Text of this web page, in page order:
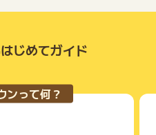
ントについて、広告主に直接
を利用されたことがある場合
こなっていただくことを推奨
話など2つ以上の申し込み方
フォームからお申し込みく
ントや獲得条件、キャンペー
広告主ではなく、代理店が行
に関する詳細を把握しており
ントに関するお問い合わせを
いいたします。
はじめてガイド
ンって何？